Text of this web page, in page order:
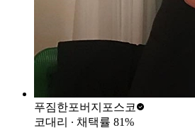
푸짐한포버지 포스코
코대리 ∙ 채택률 81%